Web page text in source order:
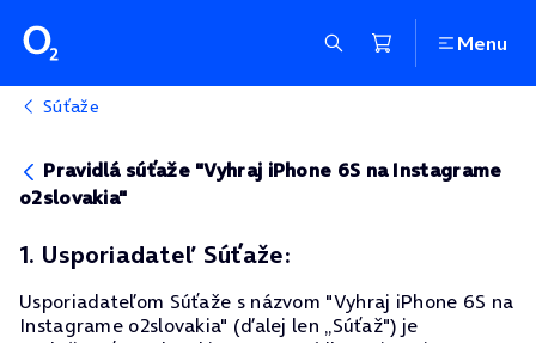
Menu
Súťaže
Pravidlá súťaže "Vyhraj iPhone 6S na Instagrame
o2slovakia"
1. Usporiadateľ Súťaže:
Usporiadateľom Súťaže s názvom "Vyhraj iPhone 6S na
Instagrame o2slovakia" (ďalej len „Súťaž") je